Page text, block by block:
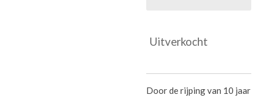
Uitverkocht
Door de rijping van 10 jaar